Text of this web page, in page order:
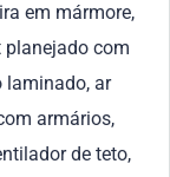
em mármore,
planejado com
laminado, ar
armários,
de teto,